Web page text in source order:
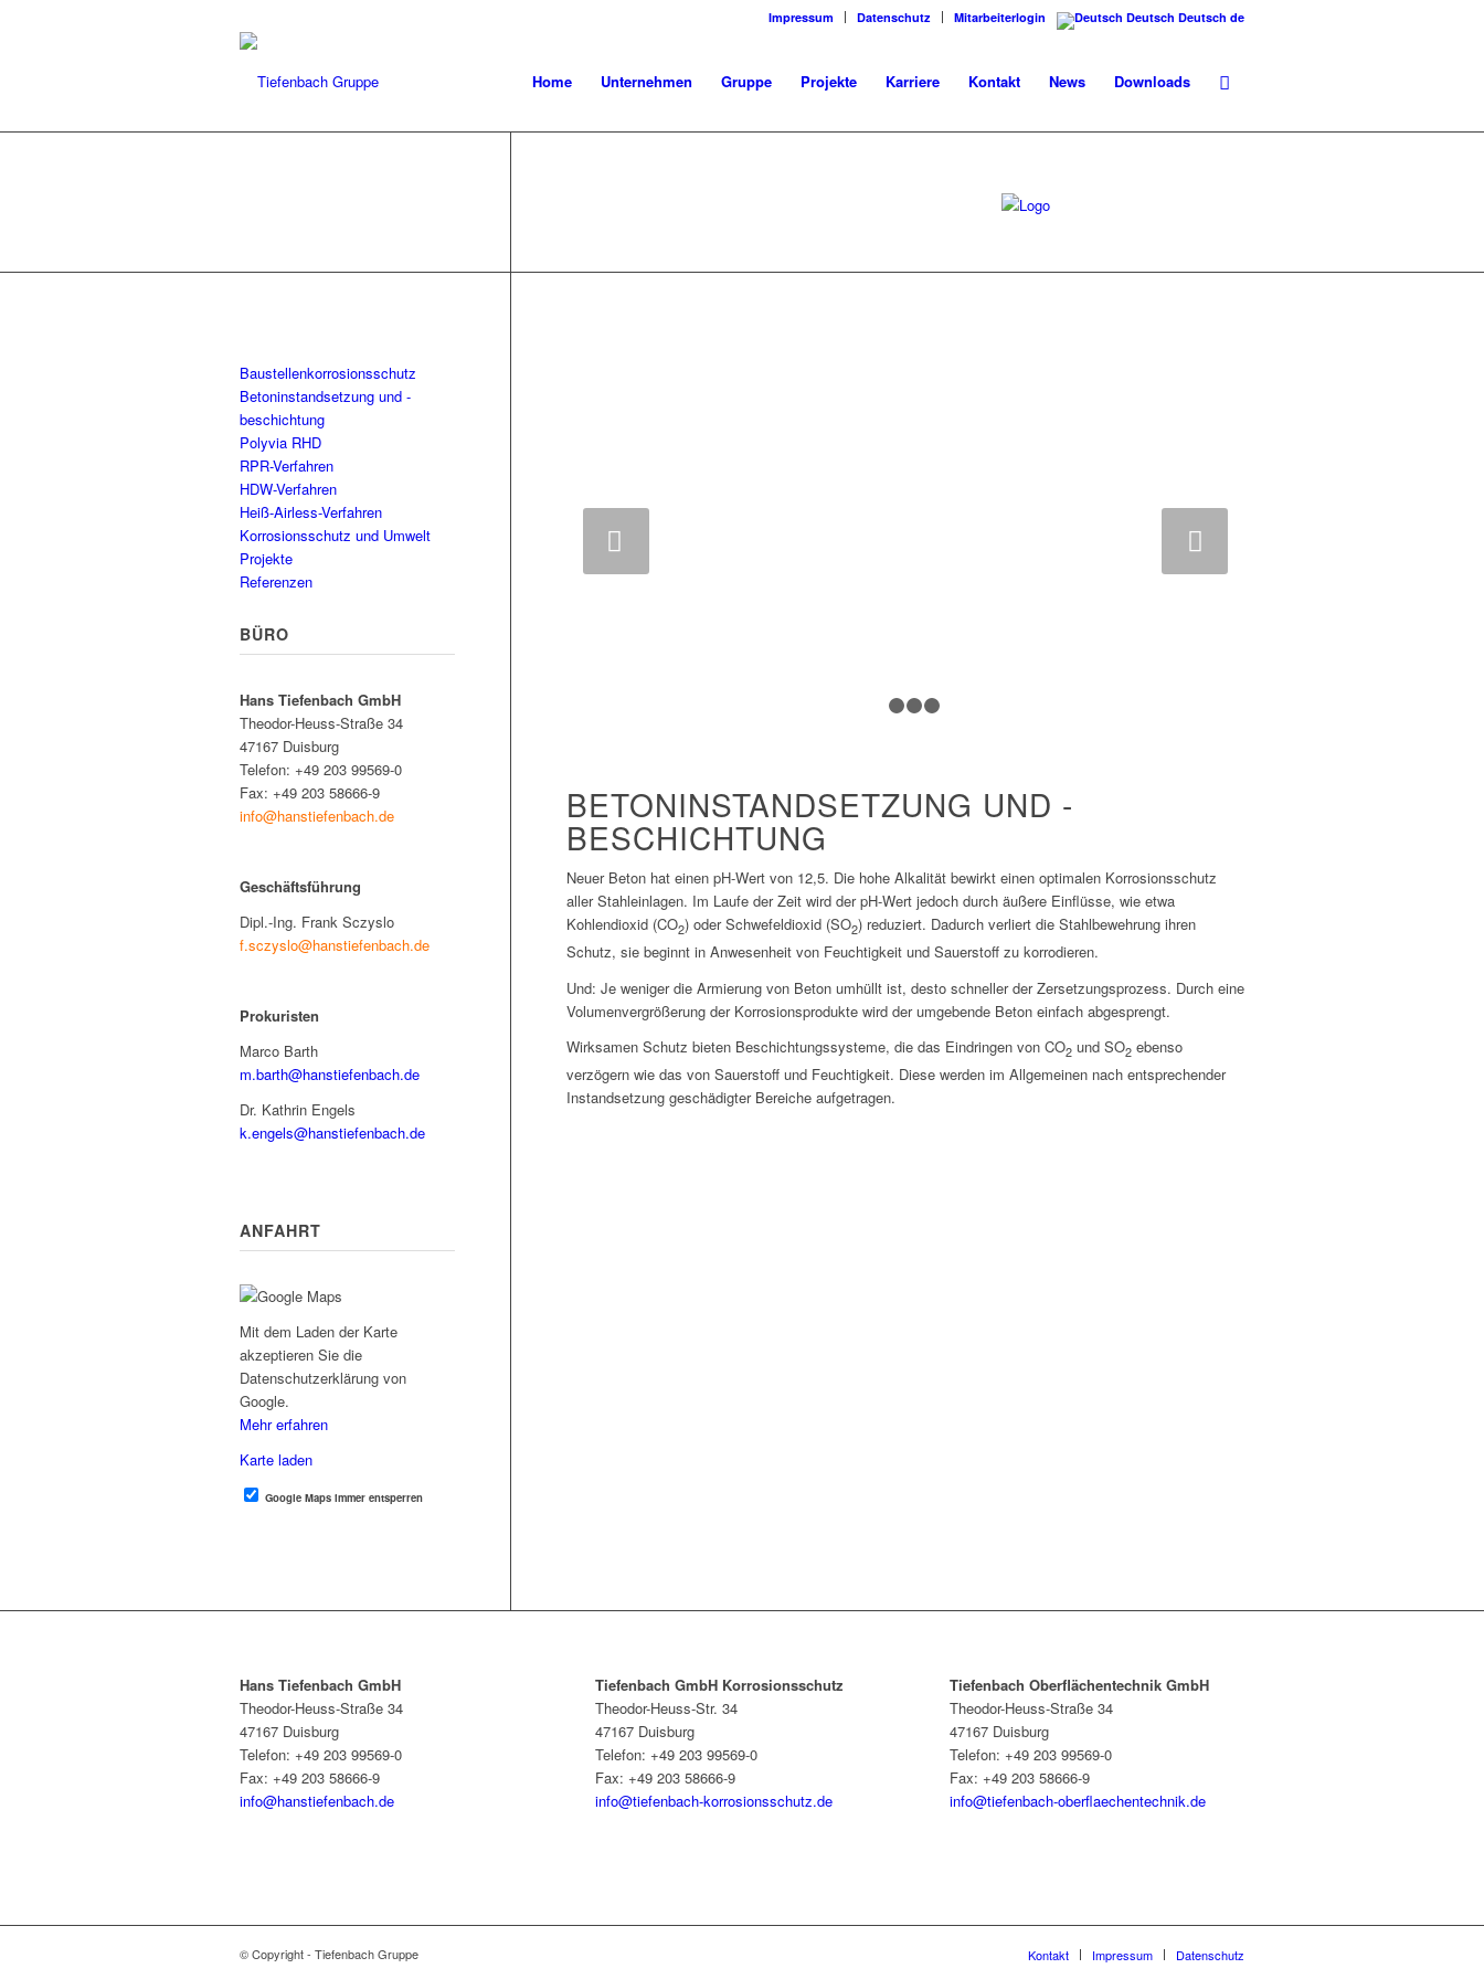
Impressum Datenschutz Mitarbeiterlogin Deutsch Deutsch de
Home Unternehmen Gruppe Projekte Karriere Kontakt News Downloads
Zurück
BETONINSTANDSETZUNG UND -
BESCHICHTUNG
Neuer Beton hat einen pH-Wert von 12,5. Die hohe Alkalität bewirkt einen optimalen Korrosionsschutz
aller Stahleinlagen. Im Laufe der Zeit wird der pH-Wert jedoch durch äußere Einflüsse, wie etwa
Kohlendioxid (CO2) oder Schwefeldioxid (SO2) reduziert. Dadurch verliert die Stahlbewehrung ihren
Schutz, sie beginnt in Anwesenheit von Feuchtigkeit und Sauerstoff zu korrodieren.
Und: Je weniger die Armierung von Beton umhüllt ist, desto schneller der Zersetzungsprozess. Durch eine
Volumenvergrößerung der Korrosionsprodukte wird der umgebende Beton einfach abgesprengt.
Wirksamen Schutz bieten Beschichtungssysteme, die das Eindringen von CO2und SO2ebenso
verzögern wie das von Sauerstoff und Feuchtigkeit. Diese werden im Allgemeinen nach entsprechender
Instandsetzung geschädigter Bereiche aufgetragen.
Baustellenkorrosionsschutz
Betoninstandsetzung und -
beschichtung
Polyvia RHD
RPR-Verfahren
HDW-Verfahren
Heiß-Airless-Verfahren
Korrosionsschutz und Umwelt
Projekte
Referenzen
BÜRO
Hans Tiefenbach GmbH
Theodor-Heuss-Straße 34
47167 Duisburg
Telefon: +49 203 99569-0
Fax: +49 203 58666-9
info@hanstiefenbach.de
Geschäftsführung
Dipl.-Ing. Frank Sczyslo
f.sczyslo@hanstiefenbach.de
Prokuristen
Marco Barth
m.barth@hanstiefenbach.de
Dr. Kathrin Engels
k.engels@hanstiefenbach.de
ANFAHRT
Mit dem Laden der Karte
akzeptieren Sie die
Datenschutzerklärung von
Google.
Mehr erfahren
Karte laden
Google Maps immer entsperren
Hans Tiefenbach GmbH
Theodor-Heuss-Straße 34
47167 Duisburg
Telefon: +49 203 99569-0
Fax: +49 203 58666-9
info@hanstiefenbach.de
Tiefenbach GmbH Korrosionsschutz
Theodor-Heuss-Str. 34
47167 Duisburg
Telefon: +49 203 99569-0
Fax: +49 203 58666-9
info@tiefenbach-korrosionsschutz.de
Tiefenbach Oberflächentechnik GmbH
Theodor-Heuss-Straße 34
47167 Duisburg
Telefon: +49 203 99569-0
Fax: +49 203 58666-9
info@tiefenbach-oberflaechentechnik.de
© Copyright - Tiefenbach Gruppe Kontakt Impressum Datenschutz